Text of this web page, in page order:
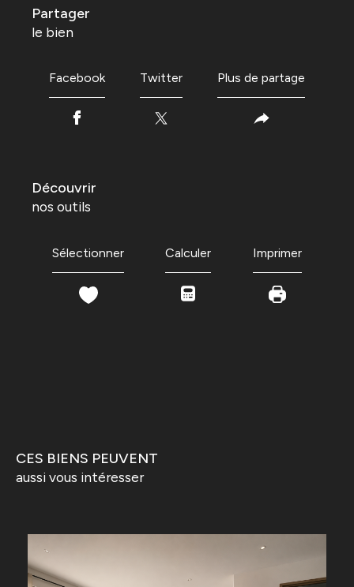
partager
le bien
Facebook Twitter Plus de partage
découvrir
nos outils
Sélectionner Calculer Imprimer
CES BIENS PEUVENT
aussi vous intéresser